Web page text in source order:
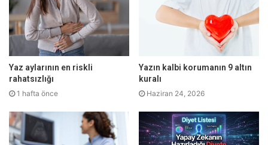
mecburiyetindesin.” şeklinde bir söylem içeren yaklaşım
ise doğru olmaz ve çocukla ilişkilerimizi zedeler. Sebep
göstererek ve onları bunaltmadan belli aralıklarla kurallara
dair hatırlatmalarda bulunmalıyız.
Korkutmamalıyız
Hastalığı anlatırken onları korkutmamalı ve doğru
yöntemleri uygulayarak bu hastalıktan korunabileceğimizi
Yaz aylarının en riskli
rahatsızlığı
1 hafta önce
Yazın kalbi korumanın 9 altın
kuralı
Haziran 24, 2026